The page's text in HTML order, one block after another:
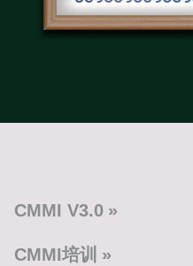
CMMI V3.0
CMMI培训